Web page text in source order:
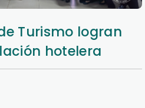
Semana Hotelera
Lorenzo